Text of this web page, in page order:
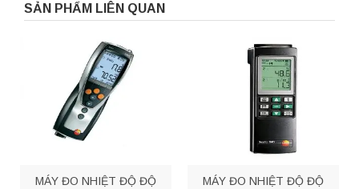
SẢN PHẨM LIÊN QUAN
MÁY ĐO NHIỆT ĐỘ ĐỘ
MÁY ĐO NHIỆT ĐỘ ĐỘ